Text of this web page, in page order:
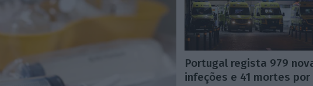
Portugal regista 979
infeções e 41 mortes por